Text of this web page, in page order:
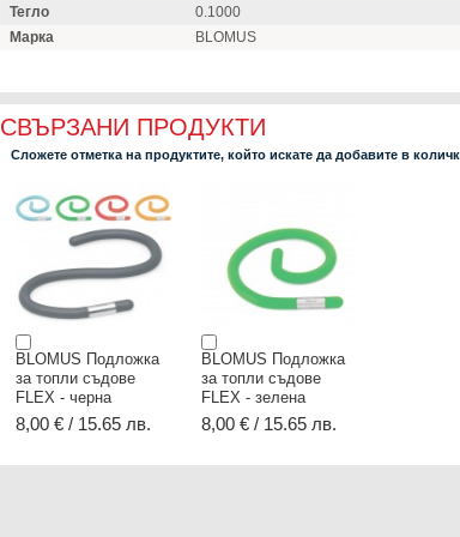
Тегло
0.1000
Марка
BLOMUS
СВЪРЗАНИ ПРОДУКТИ
Сложете отметка на продуктите, който искате да добавите в
BLOMUS Подложка
за топли съдове
FLEX - черна
8,00 € / 15.65 лв.
BLOMUS Подложка
за топли съдове
FLEX - зелена
8,00 € / 15.65 лв.